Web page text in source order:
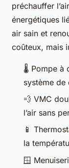
préchauffer
énergétiques
air sain et
coûteux, mais
🌡️ Pompe à
système
💨 VMC
l’air sans
📱
la
🪟